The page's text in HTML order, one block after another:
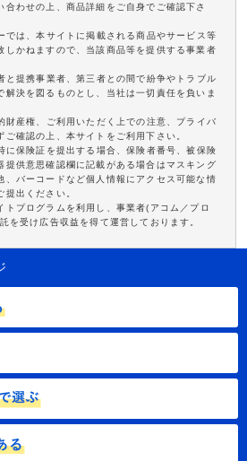
合わせの上、商品詳細をご自身でご確認下さ
では、本サイトに掲載される商品やサービス等
しかねますので、当該商品等を提供する事業者
と提携事業者、第三者との間で紛争やトラブル
解決を図るものとし、当社は一切責任を負いま
財産権、ご利用いただく上での注意、プライバ
ご確認の上、本サイトをご利用下さい。
に保険証を提出する場合、保険者番号、被保険
提供意思確認欄に記載がある場合はマスキング
、バーコードなど個人情報にアクセス可能な情
出ください。
プログラムを利用し、事業者(アコム／プロ
を受け広告収益を得て運営しております。